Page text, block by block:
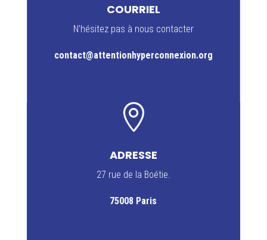
COURRIEL
N’hésitez pas à nous contacter
contact@attentionhyperconnexion.org

ADRESSE
27 rue de la Boétie.
75008 Paris